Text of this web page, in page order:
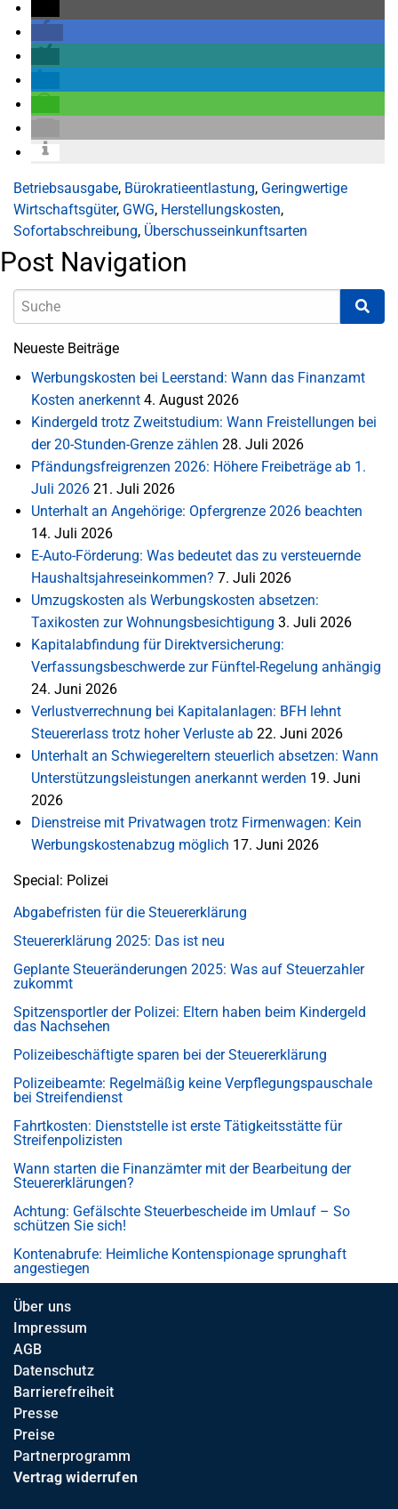
Betriebsausgabe, Bürokratieentlastung, Geringwertige
Wirtschaftsgüter, GWG, Herstellungskosten,
Sofortabschreibung, Überschusseinkunftsarten
Post Navigation
Neueste Beiträge
Werbungskosten bei Leerstand: Wann das Finanzamt
Kosten anerkennt 4. August 2026
Kindergeld trotz Zweitstudium: Wann Freistellungen bei
der 20-Stunden-Grenze zählen 28. Juli 2026
Pfändungsfreigrenzen 2026: Höhere Freibeträge ab 1.
Juli 2026 21. Juli 2026
Unterhalt an Angehörige: Opfergrenze 2026 beachten
14. Juli 2026
E-Auto-Förderung: Was bedeutet das zu versteuernde
Haushaltsjahreseinkommen? 7. Juli 2026
Umzugskosten als Werbungskosten absetzen:
Taxikosten zur Wohnungsbesichtigung 3. Juli 2026
Kapitalabfindung für Direktversicherung:
Verfassungsbeschwerde zur Fünftel-Regelung anhängig
24. Juni 2026
Verlustverrechnung bei Kapitalanlagen: BFH lehnt
Steuererlass trotz hoher Verluste ab 22. Juni 2026
Unterhalt an Schwiegereltern steuerlich absetzen: Wann
Unterstützungsleistungen anerkannt werden 19. Juni
2026
Dienstreise mit Privatwagen trotz Firmenwagen: Kein
Werbungskostenabzug möglich 17. Juni 2026
Special: Polizei
Abgabefristen für die Steuererklärung
Steuererklärung 2025: Das ist neu
Geplante Steueränderungen 2025: Was auf Steuerzahler
zukommt
Spitzensportler der Polizei: Eltern haben beim Kindergeld
das Nachsehen
Polizeibeschäftigte sparen bei der Steuererklärung
Polizeibeamte: Regelmäßig keine Verpflegungspauschale
bei Streifendienst
Fahrtkosten: Dienststelle ist erste Tätigkeitsstätte für
Streifenpolizisten
Wann starten die Finanzämter mit der Bearbeitung der
Steuererklärungen?
Achtung: Gefälschte Steuerbescheide im Umlauf – So
schützen Sie sich!
Kontenabrufe: Heimliche Kontenspionage sprunghaft
angestiegen
Über uns
Impressum
AGB
Datenschutz
Barrierefreiheit
Presse
Preise
Partnerprogramm
Vertrag widerrufen